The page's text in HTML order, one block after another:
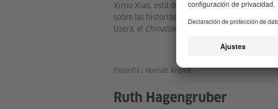
Xirou Xiao, está desarrollando un proyecto
sobre las historias y los contextos sociales del
Usera, el Chinatown
Filosofía | Hannah Arendt
Ruth Hagengruber